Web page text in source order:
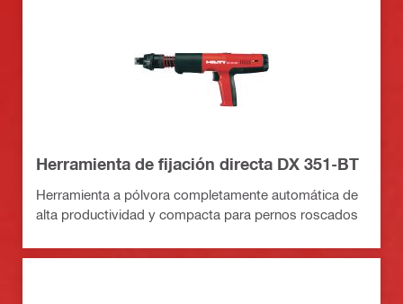
Herramienta de fijación directa DX 351-BT
Herramienta a pólvora completamente automática de
alta productividad y compacta para pernos roscados